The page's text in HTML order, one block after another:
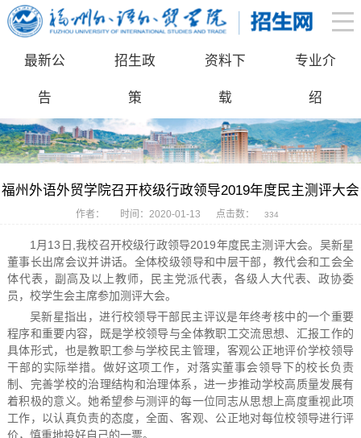
最新公
告
招生政
策
资料下
载
专业介
绍
福州外语外贸学院召开校级行政领导2019年度民主测评大会
作者： 时间：2020-01-13 点击数： 334
1月13日,我校召开校级行政领导2019年度民主测评大会。吴新星
董事长出席会议并讲话。全体校级领导和中层干部，教代会和工会全
体代表，副高及以上教师，民主党派代表，各级人大代表、政协委
员，校学生会主席参加测评大会。
吴新星指出，进行校领导干部民主评议是年终考核中的一个重要
程序和重要内容，既是学校领导与全体教职工交流思想、汇报工作的
具体形式，也是教职工参与学校民主管理，客观公正地评价学校领导
干部的实际举措。做好这项工作，对落实董事会领导下的校长负责
制、完善学校的治理结构和治理体系，进一步推动学校高质量发展有
着积极的意义。她希望参与测评的每一位同志从思想上高度重视此项
工作，以认真负责的态度，全面、客观、公正地对每位校领导进行评
价，慎重地投好自己的一票。